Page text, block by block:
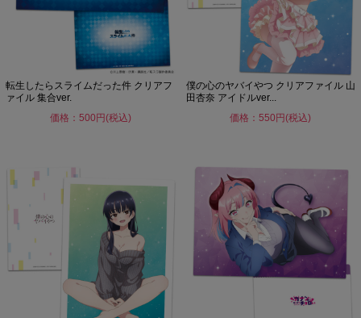
転生したらスライムだった件 クリアフ
ァイル 集合ver.
価格：500円(税込)
僕の心のヤバイやつ クリアファイル 山
田杏奈 アイドルver...
価格：550円(税込)